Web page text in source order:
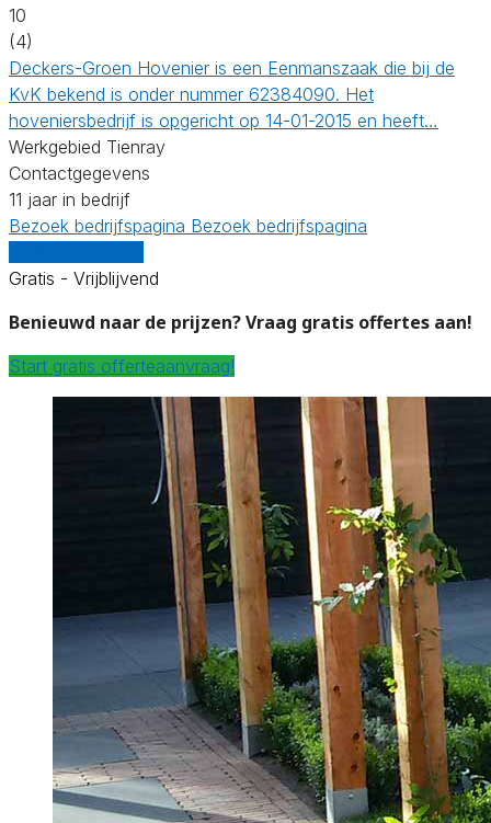
10
(4)
Deckers-Groen Hovenier is een Eenmanszaak die bij de
KvK bekend is onder nummer 62384090. Het
hoveniersbedrijf is opgericht op 14-01-2015 en heeft…
Werkgebied Tienray
Contactgegevens
11 jaar in bedrijf
Bezoek bedrijfspagina Bezoek bedrijfspagina
Gratis - Vrijblijvend
Benieuwd naar de prijzen? Vraag gratis offertes aan!
Start gratis offerteaanvraag!